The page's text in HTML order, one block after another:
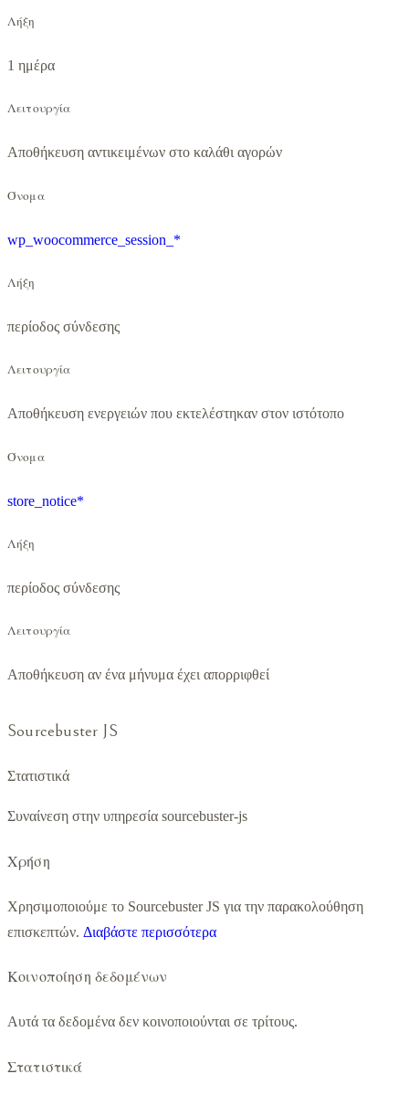
Λήξη
1 ημέρα
Λειτουργία
Αποθήκευση αντικειμένων στο καλάθι αγορών
Όνομα
wp_woocommerce_session_*
Λήξη
περίοδος σύνδεσης
Λειτουργία
Αποθήκευση ενεργειών που εκτελέστηκαν στον ιστότοπο
Όνομα
store_notice*
Λήξη
περίοδος σύνδεσης
Λειτουργία
Αποθήκευση αν ένα μήνυμα έχει απορριφθεί
Sourcebuster JS
Στατιστικά
Συναίνεση στην υπηρεσία sourcebuster-js
Χρήση
Χρησιμοποιούμε το Sourcebuster JS για την παρακολούθηση
επισκεπτών. Διαβάστε περισσότερα
Κοινοποίηση δεδομένων
Αυτά τα δεδομένα δεν κοινοποιούνται σε τρίτους.
Στατιστικά